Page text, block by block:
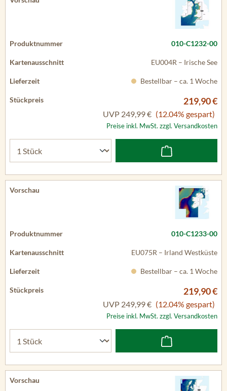
010-C1232-00
EU004R – Irische See
Bestellbar – ca. 1 Woche
219,90 €
UVP 249,99 € (12.04% gespart)
Preise inkl. MwSt. zzgl. Versandkosten
010-C1233-00
EU075R – Irland Westküste
Bestellbar – ca. 1 Woche
219,90 €
UVP 249,99 € (12.04% gespart)
Preise inkl. MwSt. zzgl. Versandkosten